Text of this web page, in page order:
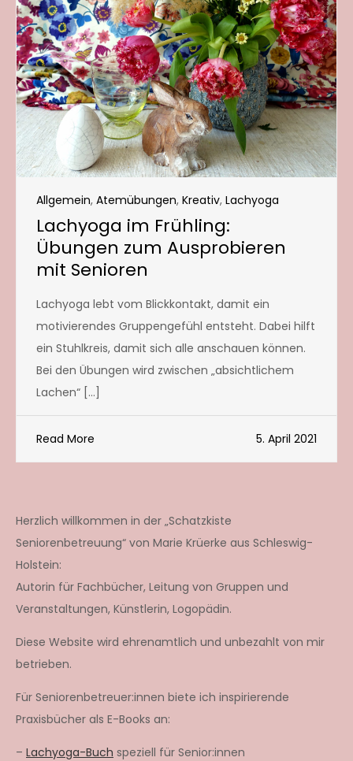
Allgemein, Atemübungen, Kreativ, Lachyoga
Lachyoga im Frühling:
Übungen zum Ausprobieren
mit Senioren
Lachyoga lebt vom Blickkontakt, damit ein
motivierendes Gruppengefühl entsteht. Dabei hilft
ein Stuhlkreis, damit sich alle anschauen können.
Bei den Übungen wird zwischen „absichtlichem
Lachen“ […]
Read More 5. April 2021
Herzlich willkommen in der „Schatzkiste
Seniorenbetreuung“ von Marie Krüerke aus Schleswig-
Holstein:
Autorin für Fachbücher, Leitung von Gruppen und
Veranstaltungen, Künstlerin, Logopädin.
Diese Website wird ehrenamtlich und unbezahlt von mir
betrieben.
Für Seniorenbetreuer:innen biete ich inspirierende
Praxisbücher als E-Books an:
– Lachyoga-Buch speziell für Senior:innen